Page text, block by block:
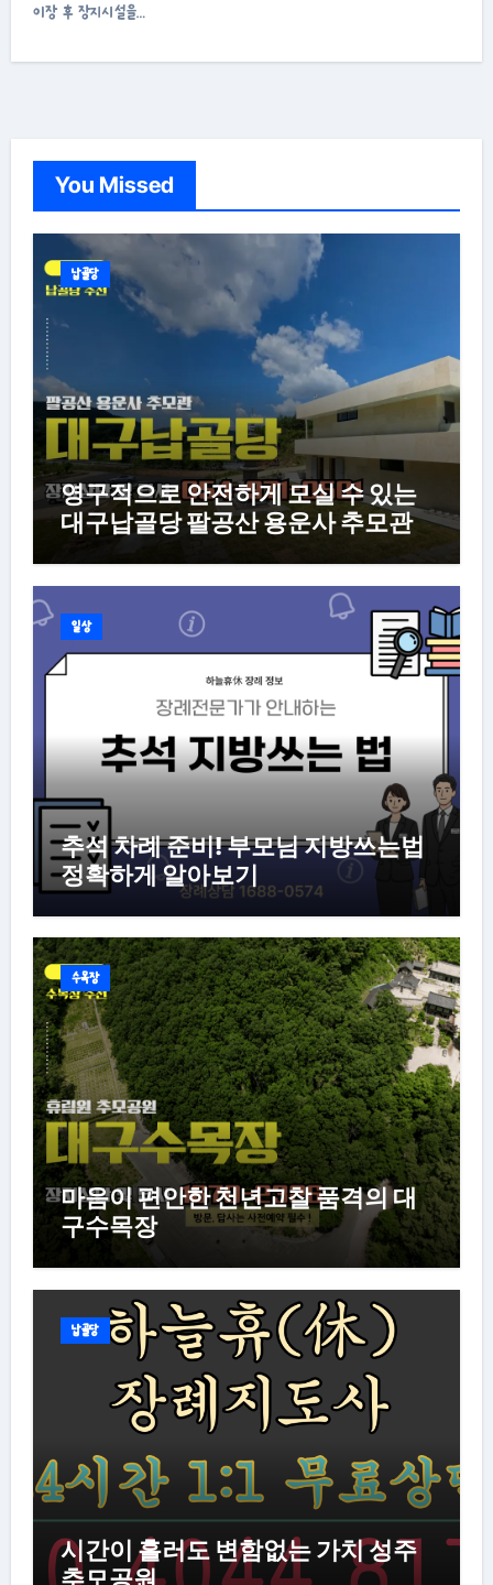
이장 후 장지시설을…
You Missed
납골당
영구적으로 안전하게 모실 수 있는
대구납골당 팔공산 용운사 추모관
일상
추석 차례 준비! 부모님 지방쓰는법
정확하게 알아보기
수목장
마음이 편안한 천년고찰 품격의 대
구수목장
납골당
시간이 흘러도 변함없는 가치 성주
추모공원